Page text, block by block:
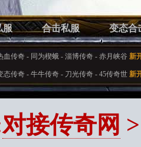
服 合击私服 变态合
血传奇 - 同为楔蛾 - 淄博传奇 - 赤月峡谷 新
态传奇 - 牛牛传奇 - 刀光传奇 - 45传奇世 新
对接传奇网